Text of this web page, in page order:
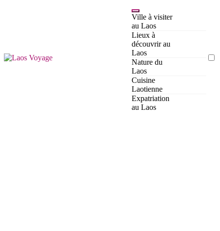
Laos
Voyage
Guide pour organiser son
séjour ou s'expatrier au Laos
Ville à visiter
au Laos
Lieux à
découvrir au
Laos
Nature du
Laos
Cuisine
Laotienne
Expatriation
au Laos